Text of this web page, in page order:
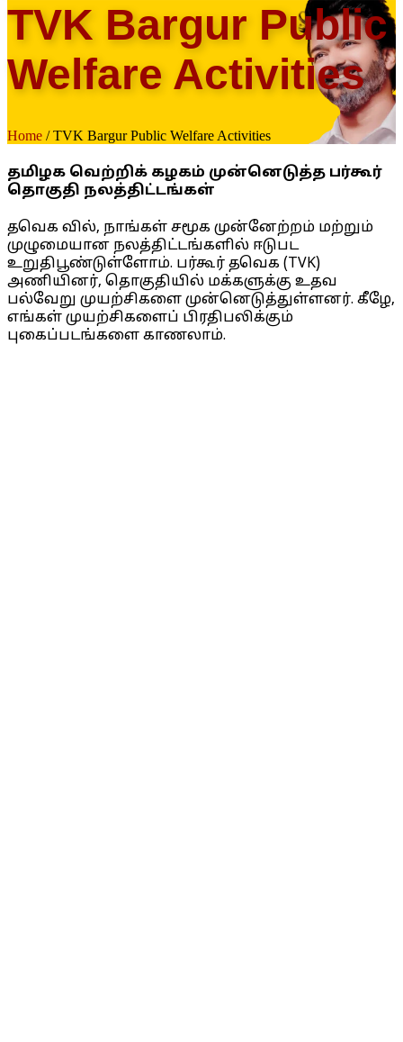
TVK Bargur Public
Welfare Activities
Home / TVK Bargur Public Welfare Activities
தமிழக வெற்றிக் கழகம் முன்னெடுத்த பர்கூர்
தொகுதி நலத்திட்டங்கள்
தவெக வில், நாங்கள் சமூக முன்னேற்றம் மற்றும்
முழுமையான நலத்திட்டங்களில் ஈடுபட
உறுதிபூண்டுள்ளோம். பர்கூர் தவெக (TVK)
அணியினர், தொகுதியில் மக்களுக்கு உதவ
பல்வேறு முயற்சிகளை முன்னெடுத்துள்ளனர். கீழே,
எங்கள் முயற்சிகளைப் பிரதிபலிக்கும்
புகைப்படங்களை காணலாம்.